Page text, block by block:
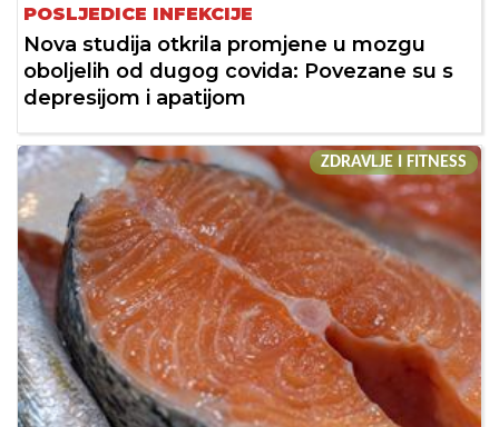
POSLJEDICE INFEKCIJE
Nova studija otkrila promjene u mozgu
oboljelih od dugog covida: Povezane su s
depresijom i apatijom
ZDRAVLJE I FITNESS